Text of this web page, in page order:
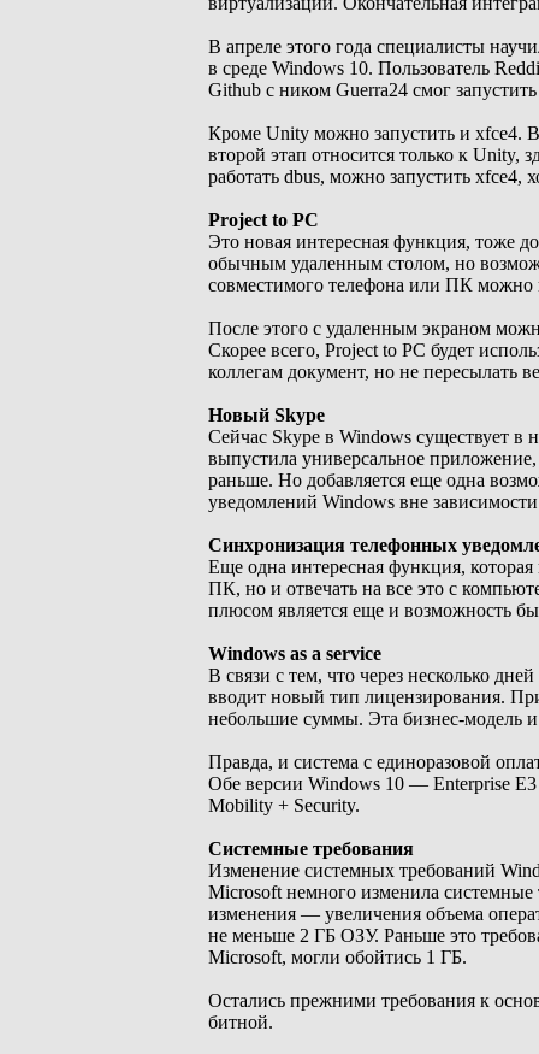
В апреле этого года специалисты
в среде Windows 10. Пользователь
Github с ником Guerra24 смог
Кроме Unity можно запустить и xfce4. В
второй этап относится только к Unity,
работать dbus, можно запустить xfce4,
Project to PC
Это новая интересная функция, тоже
обычным удаленным столом, но
совместимого телефона или ПК можно
После этого с удаленным экраном
Скорее всего, Project to PC будет
коллегам документ, но не пересылать
Новый Skype
Сейчас Skype в Windows существует в
выпустила универсальное
раньше. Но добавляется еще одна
уведомлений Windows вне
Синхронизация телефонных
Еще одна интересная функция,
ПК, но и отвечать на все это с
плюсом является еще и возможность
Windows as a service
В связи с тем, что через несколько
вводит новый тип лицензирования.
небольшие суммы. Эта бизнес-модель
Правда, и система с единоразовой
Обе версии Windows 10 — Enterprise
Mobility + Security.
Системные требования
Изменение системных требований
Microsoft немного изменила
изменения — увеличения объема
не меньше 2 ГБ ОЗУ. Раньше это
Microsoft, могли обойтись 1 ГБ.
Остались прежними требования к
битной.